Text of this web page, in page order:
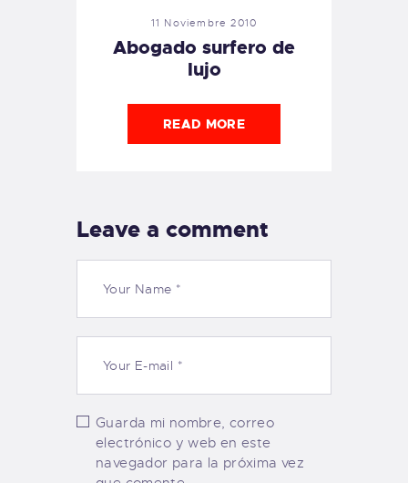
11 Noviembre 2010
Abogado surfero de
lujo
READ MORE
Leave a comment
Guarda mi nombre, correo
electrónico y web en este
navegador para la próxima vez